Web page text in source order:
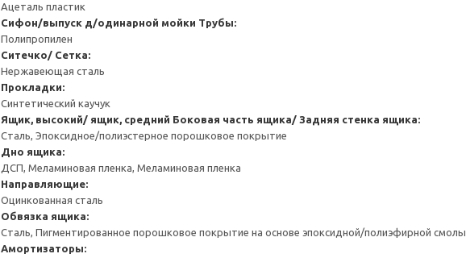
Ацеталь пластик
Сифон/выпуск д/одинарной мойки Трубы:
Полипропилен
Ситечко/ Сетка:
Нержавеющая сталь
Прокладки:
Синтетический каучук
Ящик, высокий/ ящик, средний Боковая часть ящика/ Задняя стенка ящика:
Сталь, Эпоксидное/полиэстерное порошковое покрытие
Дно ящика:
ДСП, Меламиновая пленка, Меламиновая пленка
Направляющие:
Оцинкованная сталь
Обвязка ящика:
Сталь, Пигментированное порошковое покрытие на основе эпоксидной/полиэфирной смолы
Амортизаторы: